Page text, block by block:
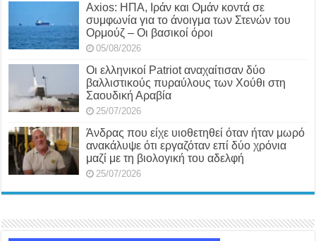
Axios: ΗΠΑ, Ιράν και Ομάν κοντά σε
συμφωνία για το άνοιγμα των Στενών του
Ορμούζ – Οι βασικοί όροι
05/08/2026
Οι ελληνικοί Patriot αναχαίτισαν δύο
βαλλιστικούς πυραύλους των Χούθι στη
Σαουδική Αραβία
25/07/2026
Άνδρας που είχε υιοθετηθεί όταν ήταν μωρό
ανακάλυψε ότι εργαζόταν επί δύο χρόνια
μαζί με τη βιολογική του αδελφή
25/07/2026